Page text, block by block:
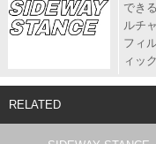
でき
ルチ
フィ
ィッ
RELATED